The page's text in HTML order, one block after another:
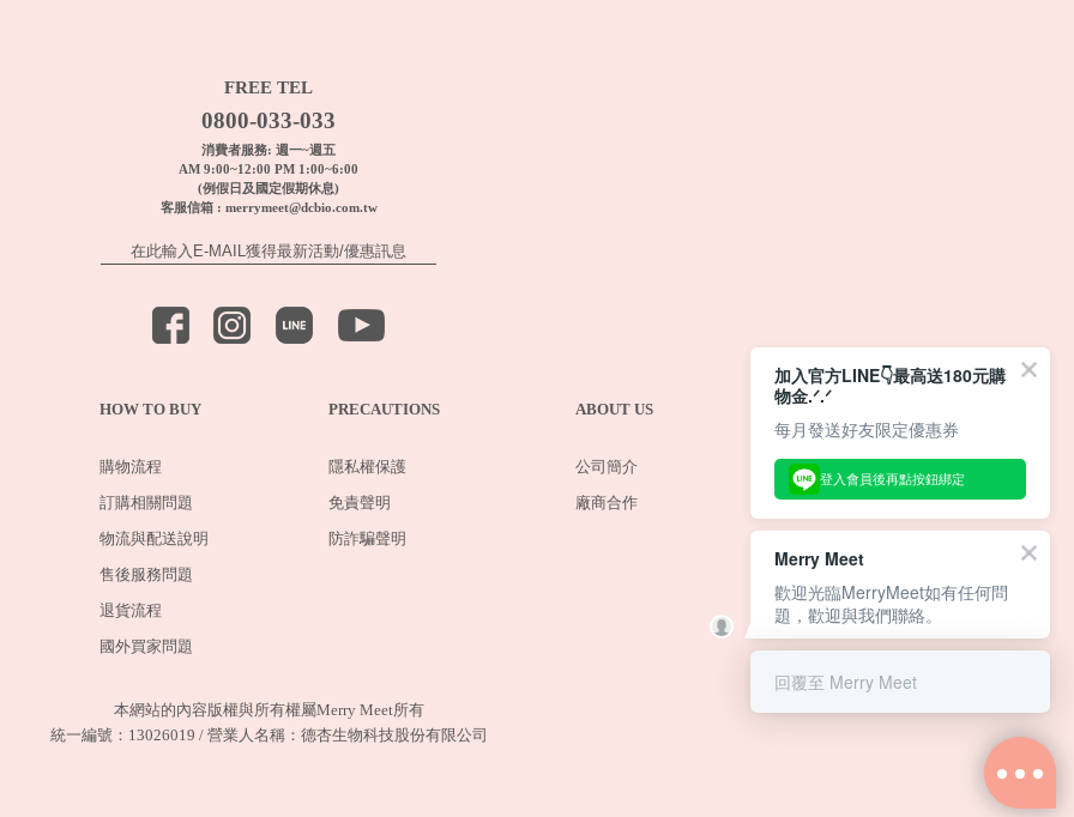
FREE TEL
0800-033-033
消費者服務: 週一~週五
AM 9:00~12:00 PM 1:00~6:00
(例假日及國定假期休息)
客服信箱 : merrymeet@dcbio.com.tw
HOW TO BUY
購物流程
訂購相關問題
物流與配送說明
售後服務問題
退貨流程
國外買家問題
PRECAUTIONS
隱私權保護
免責聲明
防詐騙聲明
ABOUT US
公司簡介
廠商合作
本網站的內容版權與所有權屬Merry Meet所有
統一編號：13026019 / 營業人名稱：德杏生物科技股份有限公司
加入官方LINE👇最高送180元購
物金.ᐟ.ᐟ
每月發送好友限定優惠券
登入會員後再點按鈕綁定
Merry Meet
歡迎光臨MerryMeet如有任何問
題，歡迎與我們聯絡。
回覆至 Merry Meet